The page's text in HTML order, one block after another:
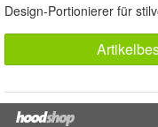
Design-Portionierer für